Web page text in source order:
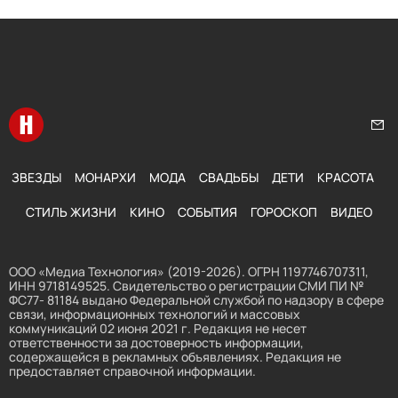
Перейти на главную
ЗВЕЗДЫ МОНАРХИ МОДА СВАДЬБЫ ДЕТИ КРАСОТА
СТИЛЬ ЖИЗНИ КИНО СОБЫТИЯ ГОРОСКОП ВИДЕО
ООО «Медиа Технология» (2019-2026). ОГРН 1197746707311,
ИНН 9718149525. Свидетельство о регистрации СМИ ПИ №
ФС77- 81184 выдано Федеральной службой по надзору в сфере
связи, информационных технологий и массовых
коммуникаций 02 июня 2021 г. Редакция не несет
ответственности за достоверность информации,
содержащейся в рекламных объявлениях. Редакция не
предоставляет справочной информации.